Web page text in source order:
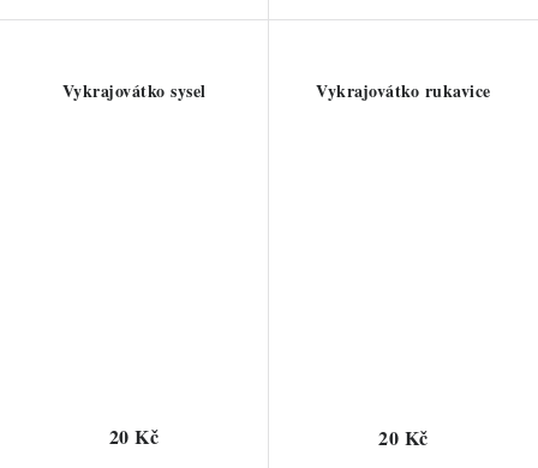
Vykrajovátko sysel
20 Kč
Vykrajovátko rukavice
20 Kč